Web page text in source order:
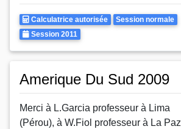
Calculatrice
Autorisee
Calculatrice autorisée Rattrapages
Session normale
Annee
Session 2011
Amerique Du Sud 2009
Merci à L.Garcia professeur à Lima
(Pérou), à W.Fiol professeur à La Paz